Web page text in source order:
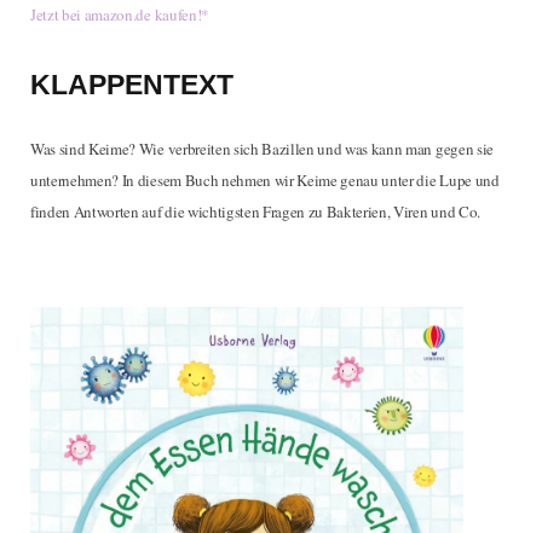
Jetzt bei amazon.de kaufen!*
KLAPPENTEXT
Was sind Keime? Wie verbreiten sich Bazillen und was kann man gegen sie
unternehmen? In diesem Buch nehmen wir Keime genau unter die Lupe und
finden Antworten auf die wichtigsten Fragen zu Bakterien, Viren und Co.